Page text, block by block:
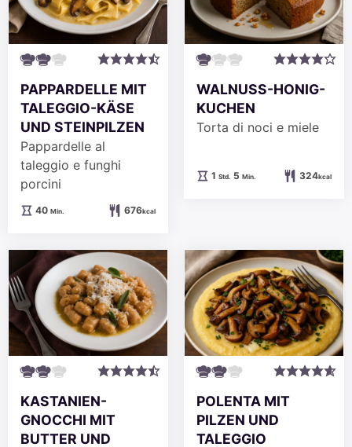
PAPPARDELLE MIT
TALEGGIO-KÄSE
UND STEINPILZEN
Pappardelle al
taleggio e funghi
porcini
40Minuten
Min. 676kcal
WALNUSS-HONIG-
KUCHEN
Torta di noci e miele
1Stunde
Std. 5Minuten
Min. 324kcal
KASTANIEN-
GNOCCHI MIT
BUTTER UND
POLENTA MIT
PILZEN UND
TALEGGIO